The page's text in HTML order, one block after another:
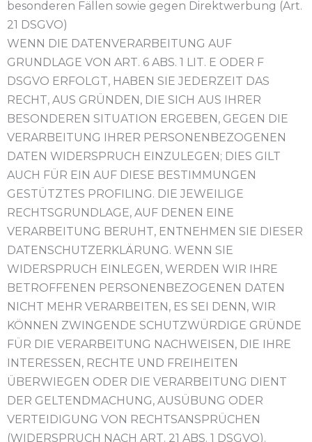
besonderen Fällen sowie gegen Direktwerbung (Art.
21 DSGVO)
WENN DIE DATENVERARBEITUNG AUF
GRUNDLAGE VON ART. 6 ABS. 1 LIT. E ODER F
DSGVO ERFOLGT, HABEN SIE JEDERZEIT DAS
RECHT, AUS GRÜNDEN, DIE SICH AUS IHRER
BESONDEREN SITUATION ERGEBEN, GEGEN DIE
VERARBEITUNG IHRER PERSONENBEZOGENEN
DATEN WIDERSPRUCH EINZULEGEN; DIES GILT
AUCH FÜR EIN AUF DIESE BESTIMMUNGEN
GESTÜTZTES PROFILING. DIE JEWEILIGE
RECHTSGRUNDLAGE, AUF DENEN EINE
VERARBEITUNG BERUHT, ENTNEHMEN SIE DIESER
DATENSCHUTZERKLÄRUNG. WENN SIE
WIDERSPRUCH EINLEGEN, WERDEN WIR IHRE
BETROFFENEN PERSONENBEZOGENEN DATEN
NICHT MEHR VERARBEITEN, ES SEI DENN, WIR
KÖNNEN ZWINGENDE SCHUTZWÜRDIGE GRÜNDE
FÜR DIE VERARBEITUNG NACHWEISEN, DIE IHRE
INTERESSEN, RECHTE UND FREIHEITEN
ÜBERWIEGEN ODER DIE VERARBEITUNG DIENT
DER GELTENDMACHUNG, AUSÜBUNG ODER
VERTEIDIGUNG VON RECHTSANSPRÜCHEN
(WIDERSPRUCH NACH ART. 21 ABS. 1 DSGVO).